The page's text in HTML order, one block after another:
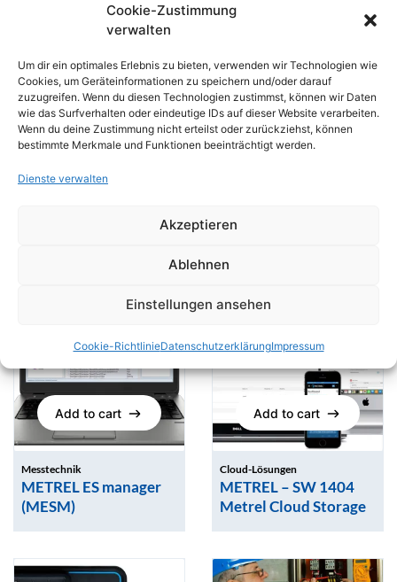
Cookie-Zustimmung
verwalten
Um dir ein optimales Erlebnis zu bieten, verwenden wir Technologien wie
Cookies, um Geräteinformationen zu speichern und/oder darauf
zuzugreifen. Wenn du diesen Technologien zustimmst, können wir Daten
wie das Surfverhalten oder eindeutige IDs auf dieser Website verarbeiten.
Wenn du deine Zustimmung nicht erteilst oder zurückziehst, können
bestimmte Merkmale und Funktionen beeinträchtigt werden.
Dienste verwalten
Akzeptieren
Ablehnen
Einstellungen ansehen
Cookie-RichtlinieDatenschutzerklärungImpressum
Add to cart
Add to cart
Add to cart
Add to cart
Android Apps
MEGGER CertSuite
Add to cart
Add to cart
Messtechnik
METREL ES manager
(MESM)
Add to cart
Add to cart
Cloud-Lösungen
METREL – SW 1404
Metrel Cloud Storage